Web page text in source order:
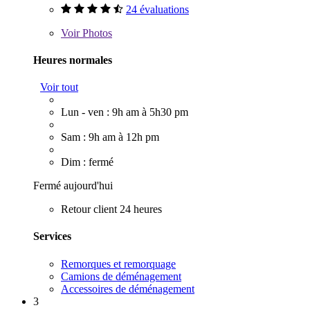
24 évaluations
VoirPhotos
Heures normales
Voir tout
Lun - ven : 9h am à 5h30 pm
Sam : 9h am à 12h pm
Dim : fermé
Fermé aujourd'hui
Retour client 24 heures
Services
Remorques et remorquage
Camions de déménagement
Accessoires de déménagement
3